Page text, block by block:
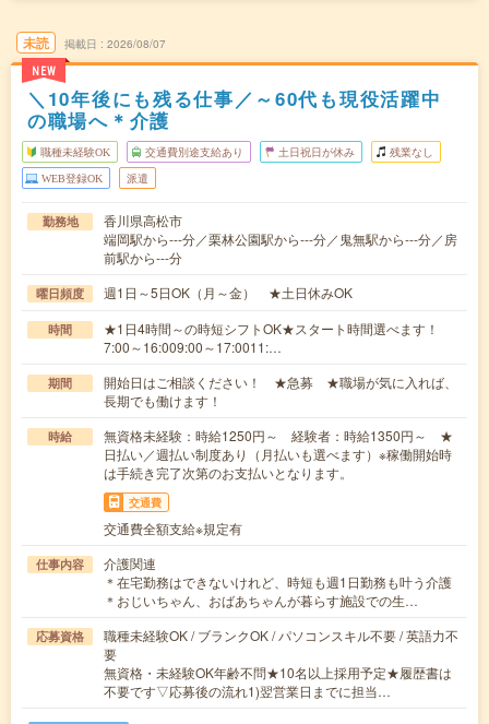
未読
NEW
掲載日 2026/08/07
＼10年後にも残る仕事／～60代も現役活躍中
の職場へ＊介護
職種未経験OK 交通費別途支給あり 土日祝日が休み 残業なし
WEB登録OK 派遣
勤務地
香川県高松市
端岡駅から---分／栗林公園駅から---分／鬼無駅から---分／房
前駅から---分
曜日頻度 週1日～5日OK（月～金） ★土日休みOK
時間
★1日4時間～の時短シフトOK★スタート時間選べます！
7:00～16:009:00～17:0011:…
期間
開始日はご相談ください！ ★急募 ★職場が気に入れば、
長期でも働けます！
時給
無資格未経験：時給1250円～ 経験者：時給1350円～ ★
日払い／週払い制度あり（月払いも選べます）※稼働開始時
は手続き完了次第のお支払いとなります。
交通費
交通費全額支給※規定有
仕事内容
介護関連
＊在宅勤務はできないけれど、時短も週1日勤務も叶う介護
＊おじいちゃん、おばあちゃんが暮らす施設での生…
応募資格
職種未経験OK / ブランクOK / パソコンスキル不要 / 英語力不
要
無資格・未経験OK年齢不問★10名以上採用予定★履歴書は
不要です▽応募後の流れ1)翌営業日までに担当…